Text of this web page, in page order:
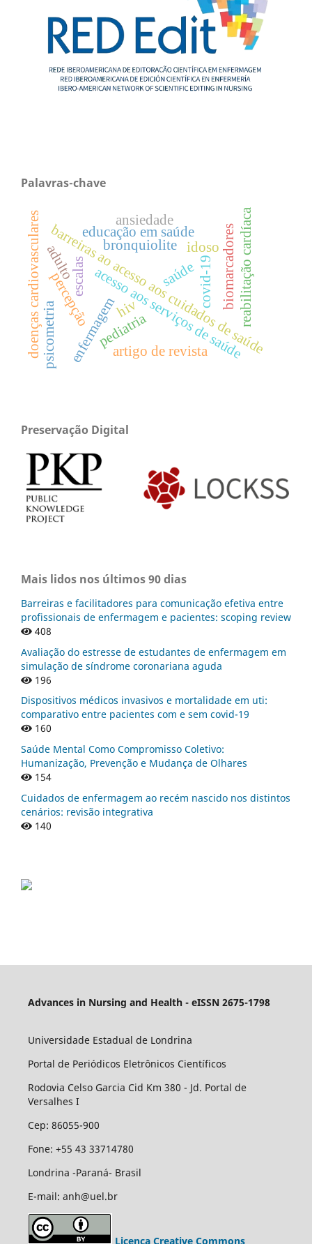
Palavras-chave
barreiras ao acesso aos cuidados de saúde
reabilitação cardíaca
covid-19
acesso aos serviços de saúde
enfermagem
saúde
idoso
educação em saúde
pediatria
bronquiolite
ansiedade
escalas biomarcadores
percepção
doenças cardiovascularespsicometria
adulto
hiv
artigo de revista
Preservação Digital
Mais lidos nos últimos 90 dias
Barreiras e facilitadores para comunicação efetiva entre
profissionais de enfermagem e pacientes: scoping review
408
Avaliação do estresse de estudantes de enfermagem em
simulação de síndrome coronariana aguda
196
Dispositivos médicos invasivos e mortalidade em uti:
comparativo entre pacientes com e sem covid-19
160
Saúde Mental Como Compromisso Coletivo:
Humanização, Prevenção e Mudança de Olhares
154
Cuidados de enfermagem ao recém nascido nos distintos
cenários: revisão integrativa
140
Advances in Nursing and Health - eISSN 2675-1798
Universidade Estadual de Londrina
Portal de Periódicos Eletrônicos Científicos
Rodovia Celso Garcia Cid Km 380 - Jd. Portal de
Versalhes I
Cep: 86055-900
Fone: +55 43 33714780
Londrina -Paraná- Brasil
E-mail: anh@uel.br
Licença Creative Commons